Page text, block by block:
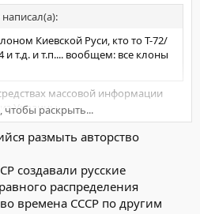
Киевской Руси, кто то Т-72/
и т.д. и т.п.... вообщем: все клоны
раскрыть...
массовой информации
из Украины.
первая столица Руси был не
не в чём не пересекаться.
имеют.
раскрыть...
размыть авторство
создавали русские
распределения
времена СССР по другим